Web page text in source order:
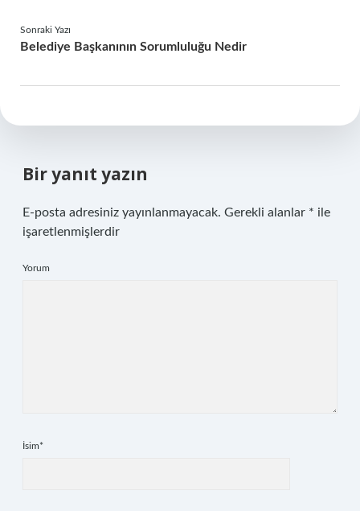
Sonraki Yazı
Belediye Başkanının Sorumluluğu Nedir
Bir yanıt yazın
E-posta adresiniz yayınlanmayacak. Gerekli alanlar * ile
işaretlenmişlerdir
Yorum
İsim*